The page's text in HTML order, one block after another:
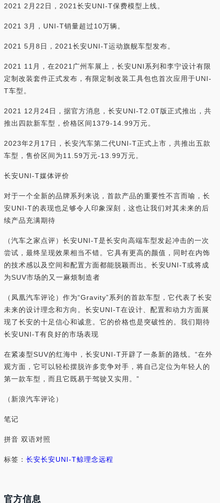
2021 2月22日，2021长安UNI-T保费模型上线。
2021 3月，UNI-T销量超过10万辆。
2021 5月8日，2021长安UNI-T运动旗舰车型发布。
2021 11月，在2021广州车展上，长安UNI系列和李宁设计有限
定制改装套件正式发布，有限定制改装工具包也首次应用于UNI-
T车型。
2021 12月24日，据官方消息，长安UNI-T2.0T版正式推出，共
推出四款新车型，价格区间1379-14.99万元。
2023年2月17日，长安汽车第二代UNI-T正式上市，共推出五款
车型，售价区间为11.59万元-13.99万元。
长安UNI-T媒体评价
对于一个全新的品牌系列来说，首款产品的重要性不言而喻，长
安UNI-T的表现也足够令人印象深刻，这也让我们对其未来的后
续产品充满期待
（汽车之家点评）长安UNI-T是长安向高端车型发起冲击的一次
尝试，最终呈现效果相当不错。它具有更高的颜值，同时在内饰
的技术感以及空间和配置方面都能脱颖而出。长安UNI-T或将成
为SUV市场的又一麻烦制造者
（凤凰汽车评论）作为“Gravity”系列的首款车型，它代表了长安
未来的设计理念和方向。长安UNI-T在设计、配置和动力方面展
现了长安的十足信心和诚意。它的价格也是突破性的。我们期待
长安UNI-T有良好的市场表现
在紧凑型SUV的红海中，长安UNI-T开辟了一条新的路线。“在外
观方面，它可以轻松摆脱许多竞争对手，将自己定位为年轻人的
第一款车型，而且它既易于驾驶又实用。”
（新浪汽车评论）
笔记
拼音 双语对照
标签： 长安长安UNI-T鲸理念远程
官方信息